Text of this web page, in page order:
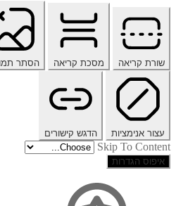
שורת קריאה מסכת קריאה הסתר
עצור אנימציות הדגש קישורים
Skip To Content
איפוס הגדרות